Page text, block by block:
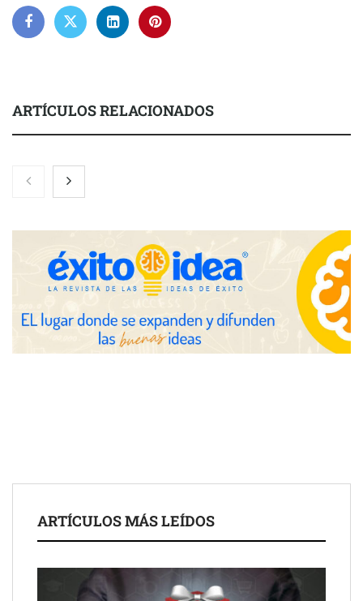
ARTÍCULOS RELACIONADOS
Martín Mingorance Abogados consolida su posición como
despacho de abogados Málaga de referencia para empresas y
Brisas del Estrecho abastece a la hostelería de Sevilla
conectando lonjas con establecimientos
ayuntamientos
ARTÍCULOS MÁS LEÍDOS